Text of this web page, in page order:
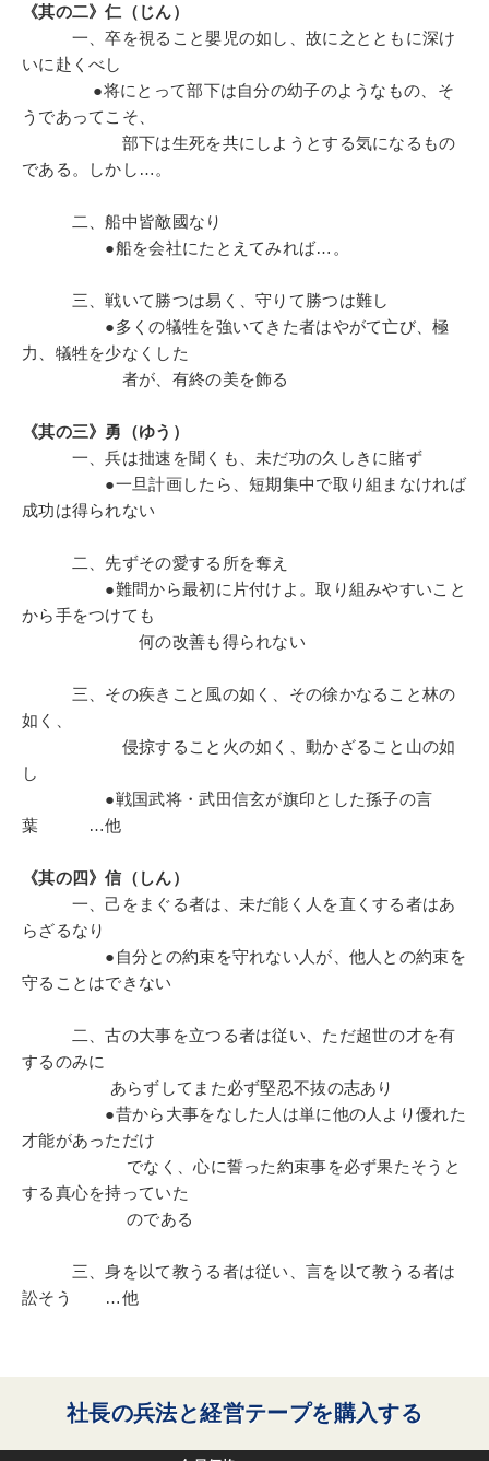
生き方の指針 M&A
多角化・新規事業
※「更新」を押すと「タグ・キーワード」を更新いただけます。
《其の二》仁（じん）
一、卒を視ること嬰児の如し、故に之とともに深け
いに赴くべし
●将にとって部下は自分の幼子のようなもの、そ
うであってこそ、
部下は生死を共にしようとする気になるもの
である。しかし…。
二、船中皆敵國なり
●船を会社にたとえてみれば…。
三、戦いて勝つは易く、守りて勝つは難し
●多くの犠牲を強いてきた者はやがて亡び、極
力、犠牲を少なくした
者が、有終の美を飾る
《其の三》勇（ゆう）
一、兵は拙速を聞くも、未だ功の久しきに賭ず
●一旦計画したら、短期集中で取り組まなければ
成功は得られない
二、先ずその愛する所を奪え
●難問から最初に片付けよ。取り組みやすいこと
から手をつけても
何の改善も得られない
三、その疾きこと風の如く、その徐かなること林の
如く、
侵掠すること火の如く、動かざること山の如
し
●戦国武将・武田信玄が旗印とした孫子の言
葉 …他
《其の四》信（しん）
一、己をまぐる者は、未だ能く人を直くする者はあ
らざるなり
●自分との約束を守れない人が、他人との約束を
守ることはできない
二、古の大事を立つる者は従い、ただ超世の才を有
するのみに
あらずしてまた必ず堅忍不抜の志あり
●昔から大事をなした人は単に他の人より優れた
才能があっただけ
でなく、心に誓った約束事を必ず果たそうと
する真心を持っていた
のである
三、身を以て教うる者は従い、言を以て教うる者は
訟そう …他
社長の兵法と経営テープを購入する